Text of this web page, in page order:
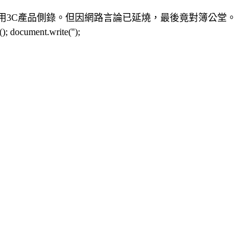
產品側錄。但因網路言論已延燒，最後竟對簿公堂。
document.write('');